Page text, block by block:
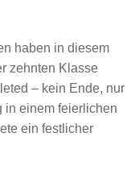
haben in diesem
zehnten Klasse
– kein Ende, nur
in einem feierlichen
ein festlicher